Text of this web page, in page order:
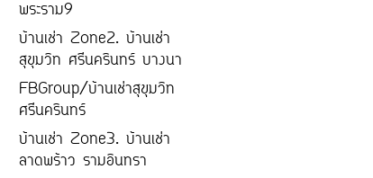
พระราม9
บ้านเช่า Zone2. บ้านเช่า
สุขุมวิท ศรีนครินทร์ บางนา
FBGroup/บ้านเช่าสุขุมวิท
ศรีนครินทร์
บ้านเช่า Zone3. บ้านเช่า
ลาดพร้าว รามอินทรา